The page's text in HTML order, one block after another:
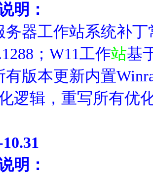
明：
务器工作站系统补
；W11工作站基
有版本更新内置
逻辑，重写所有优
明：